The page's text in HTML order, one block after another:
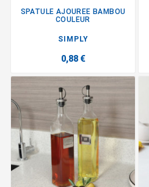
SPATULE AJOUREE BAMBOU
COULEUR
SIMPLY
0,88 €